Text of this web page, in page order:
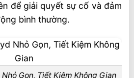
để giải quyết sự cố và đảm
bình thường.
Nhỏ Gọn, Tiết Kiệm Không Gian